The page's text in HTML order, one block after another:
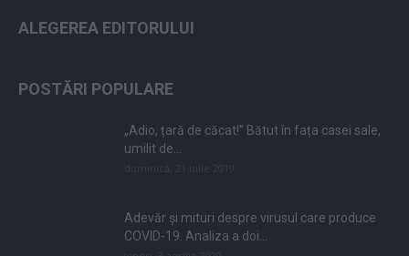
ALEGEREA EDITORULUI
POSTĂRI POPULARE
„Adio, țară de căcat!” Bătut în fața casei sale,
umilit de...
Adevăr și mituri despre virusul care produce
COVID-19. Analiza a doi...